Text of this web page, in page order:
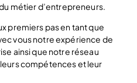
métier d’entrepreneurs.
premiers pas en tant que
vous notre expérience de
ainsi que notre réseau
compétences et leur